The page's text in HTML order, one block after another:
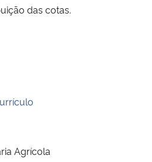
das cotas.
Agrícola